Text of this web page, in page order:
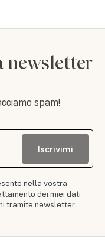
newsletter
spam!
Iscrivimi
nella vostra
dei miei dati
tramite newsletter.